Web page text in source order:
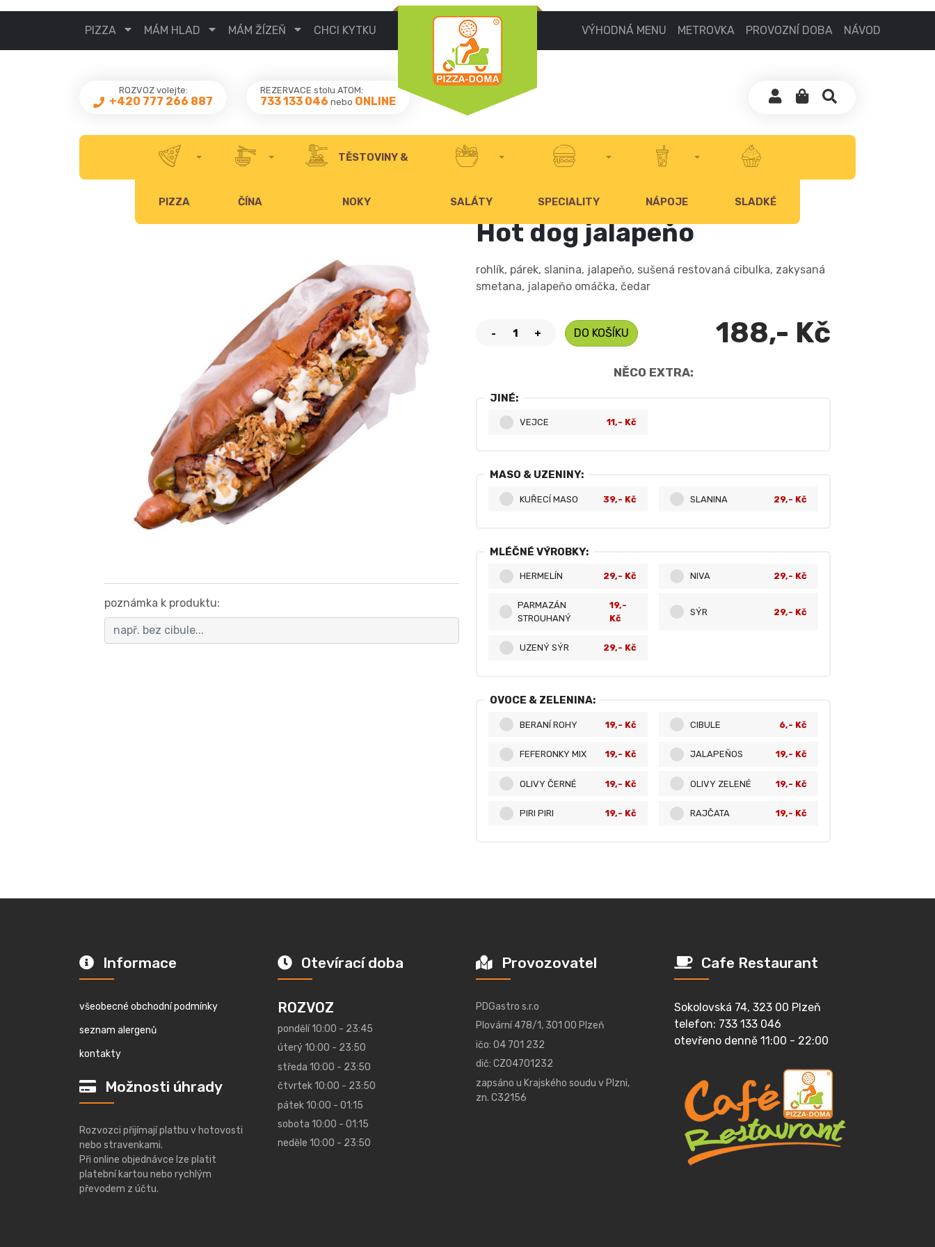
PIZZA MÁM HLAD MÁM ŽÍZEŇ CHCI KYTKU VÝHODNÁ MENU METROVKA PROVOZNÍ DOBA NÁVOD
ROZVOZ volejte:
+420 777 266 887
REZERVACE stolu ATOM:
733 133 046 nebo ONLINE
PIZZA ČÍNA
TĚSTOVINY &
NOKY SALÁTY SPECIALITY NÁPOJE SLADKÉ
poznámka k produktu:
Hot dog jalapeňo
rohlík, párek, slanina, jalapeňo, sušená restovaná cibulka, zakysaná
smetana, jalapeňo omáčka, čedar
- + DO KOŠÍKU 188,- Kč
NĚCO EXTRA:
JINÉ:
VEJCE 11,- Kč
MASO & UZENINY:
KUŘECÍ MASO 39,- Kč SLANINA 29,- Kč
MLÉČNÉ VÝROBKY:
HERMELÍN 29,- Kč NIVA 29,- Kč
PARMAZÁN
STROUHANÝ
19,-
Kč
SÝR 29,- Kč
UZENÝ SÝR 29,- Kč
OVOCE & ZELENINA:
BERANÍ ROHY 19,- Kč CIBULE 6,- Kč
FEFERONKY MIX 19,- Kč JALAPEŇOS 19,- Kč
OLIVY ČERNÉ 19,- Kč OLIVY ZELENÉ 19,- Kč
PIRI PIRI 19,- Kč RAJČATA 19,- Kč
Informace
všeobecné obchodní podmínky
seznam alergenů
kontakty
Možnosti úhrady
Rozvozci přijímají platbu v hotovosti
nebo stravenkami.
Při online objednávce lze platit
platební kartou nebo rychlým
převodem z účtu.
Otevírací doba
ROZVOZ
pondělí 10:00 - 23:45
úterý 10:00 - 23:50
středa 10:00 - 23:50
čtvrtek 10:00 - 23:50
pátek 10:00 - 01:15
sobota 10:00 - 01:15
neděle 10:00 - 23:50
Provozovatel
PDGastro s.r.o
Plovární 478/1, 301 00 Plzeň
ičo: 04 701 232
dič: CZ04701232
zapsáno u Krajského soudu v Plzni,
zn. C32156
Cafe Restaurant
Sokolovská 74, 323 00 Plzeň
telefon: 733 133 046
otevřeno denně 11:00 - 22:00